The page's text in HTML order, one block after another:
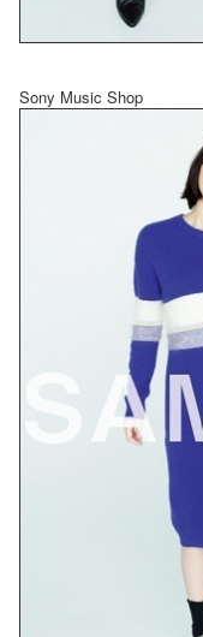
Sony Music Shop